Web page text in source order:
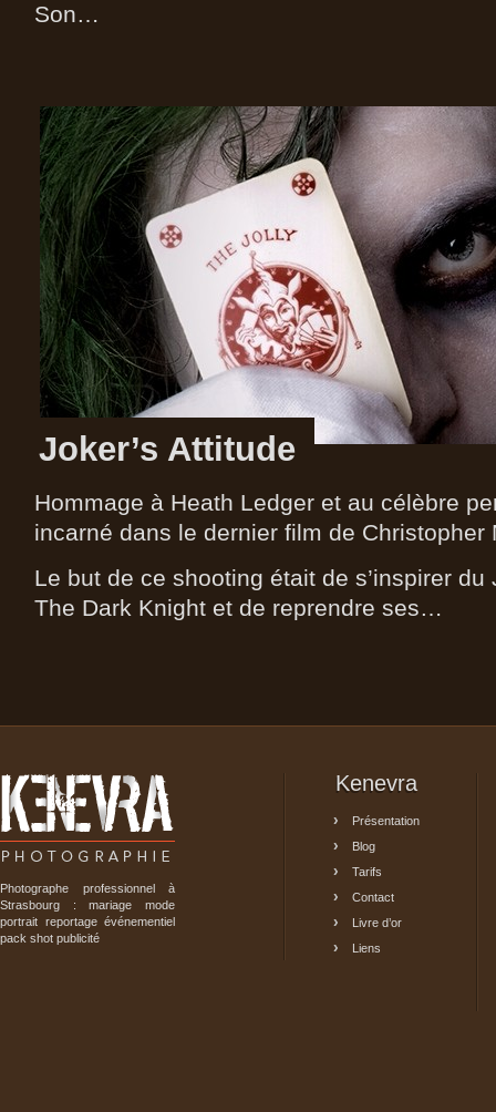
Son…
Joker’s Attitude
Hommage à Heath Ledger et au célèbre
incarné dans le dernier film de Christopher
Le but de ce shooting était de s’inspirer du
The Dark Knight et de reprendre ses…
Photographe professionnel à
Strasbourg : mariage mode
portrait reportage événementiel
pack shot publicité
Kenevra
Présentation
Blog
Tarifs
Contact
Livre d’or
Liens